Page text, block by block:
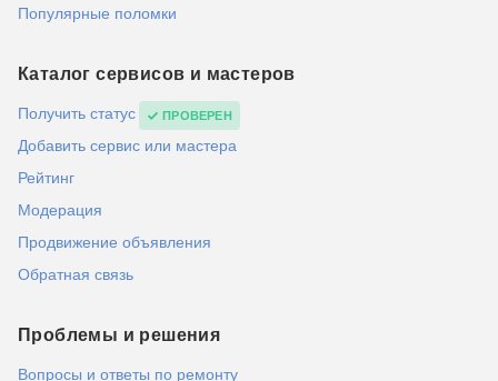
Популярные поломки
Каталог сервисов и мастеров
Получить статус ПРОВЕРЕН
Добавить сервис или мастера
Рейтинг
Модерация
Продвижение объявления
Обратная связь
Проблемы и решения
Вопросы и ответы по ремонту